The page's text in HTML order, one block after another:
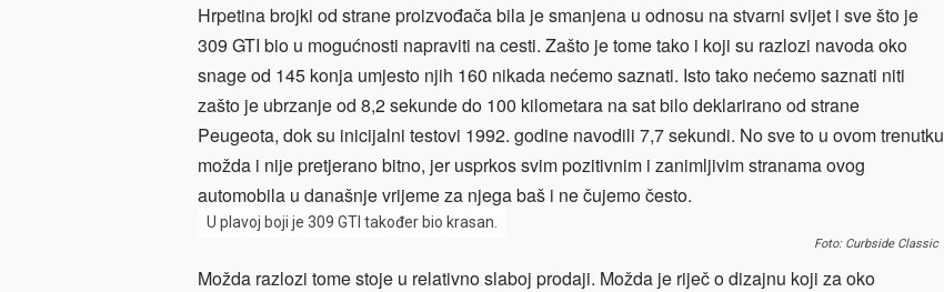
Hrpetina brojki od strane proizvođača bila je smanjena u odnosu na stvarni svijet i sve što je
309 GTI bio u mogućnosti napraviti na cesti. Zašto je tome tako i koji su razlozi navoda oko
snage od 145 konja umjesto njih 160 nikada nećemo saznati. Isto tako nećemo saznati niti
zašto je ubrzanje od 8,2 sekunde do 100 kilometara na sat bilo deklarirano od strane
Peugeota, dok su inicijalni testovi 1992. godine navodili 7,7 sekundi. No sve to u ovom trenutku
možda i nije pretjerano bitno, jer usprkos svim pozitivnim i zanimljivim stranama ovog
automobila u današnje vrijeme za njega baš i ne čujemo često.
U plavoj boji je 309 GTI također bio krasan.
Foto: Curbside Classic
Možda razlozi tome stoje u relativno slaboj prodaji. Možda je riječ o dizajnu koji za oko